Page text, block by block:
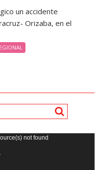
un accidente
Orizaba, en el
not found